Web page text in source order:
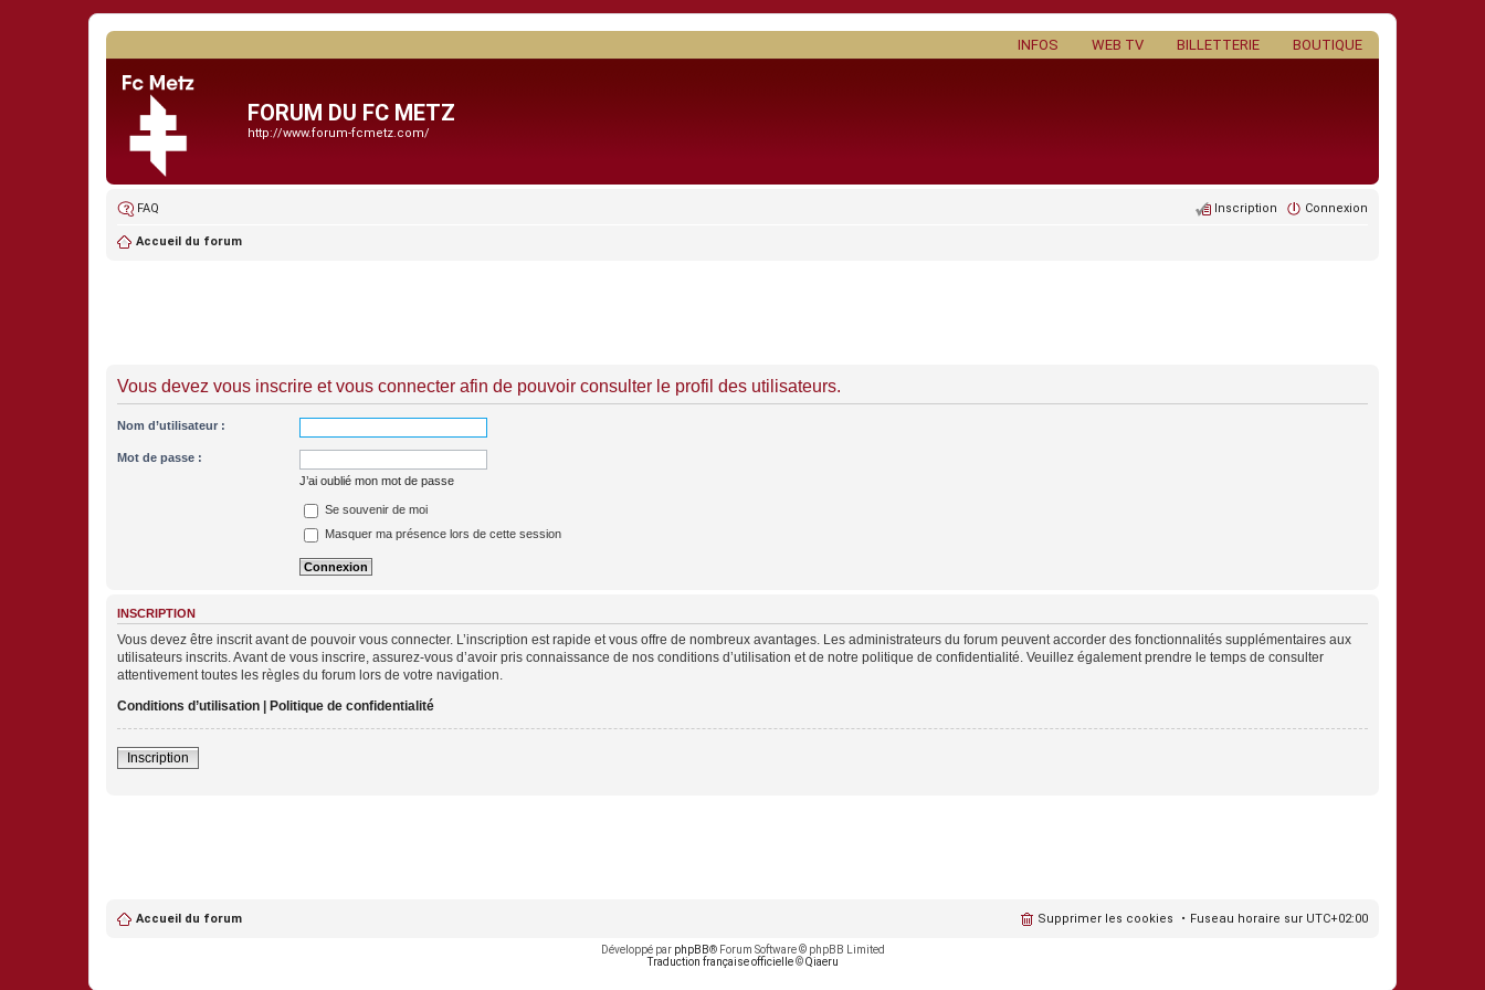
BOUTIQUE
BILLETTERIE
WEB TV
INFOS
FORUM DU FC METZ
http://www.forum-fcmetz.com/
FAQ Connexion
Inscription
Accueil du forum
Vous devez vous inscrire et vous connecter afin de pouvoir consulter le profil des utilisateurs.
Nom d’utilisateur :
Mot de passe :
J’ai oublié mon mot de passe
Se souvenir de moi
Masquer ma présence lors de cette session
INSCRIPTION
Vous devez être inscrit avant de pouvoir vous connecter. L’inscription est rapide et vous offre de nombreux avantages. Les administrateurs du forum peuvent accorder des fonctionnalités supplémentaires aux
utilisateurs inscrits. Avant de vous inscrire, assurez-vous d’avoir pris connaissance de nos conditions d’utilisation et de notre politique de confidentialité. Veuillez également prendre le temps de consulter
attentivement toutes les règles du forum lors de votre navigation.
Conditions d’utilisation | Politique de confidentialité
Inscription
Accueil du forum Fuseau horaire sur UTC+02:00
Supprimer les cookies
Développé par phpBB® Forum Software © phpBB Limited
Traduction française officielle©Qiaeru